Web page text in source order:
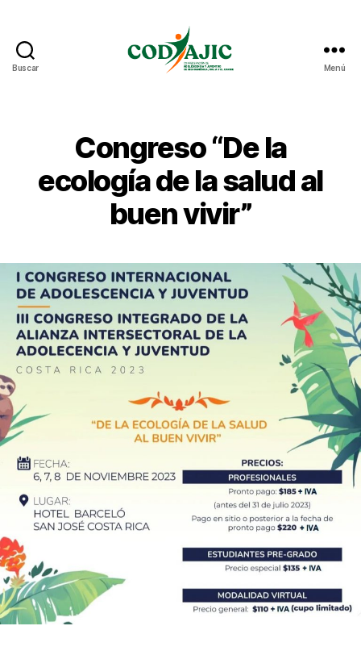
Buscar Menú
Congreso “De la
ecología de la salud al
buen vivir”